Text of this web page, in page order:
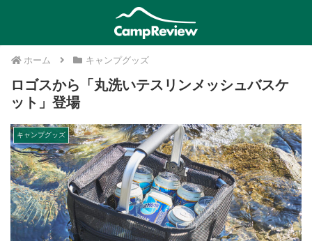
ホーム キャンプグッズ
ロゴスから「丸洗いテスリンメッシュバスケ
ット」登場
キャンプグッズ